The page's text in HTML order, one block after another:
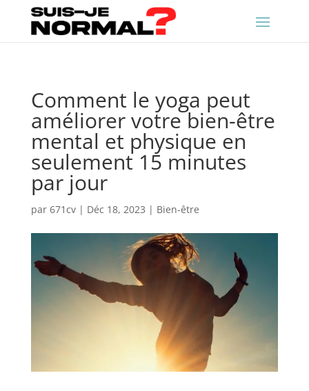
Comment le yoga peut
améliorer votre bien-être
mental et physique en
seulement 15 minutes
par jour
par 671cv| Déc 18, 2023 | Bien-être